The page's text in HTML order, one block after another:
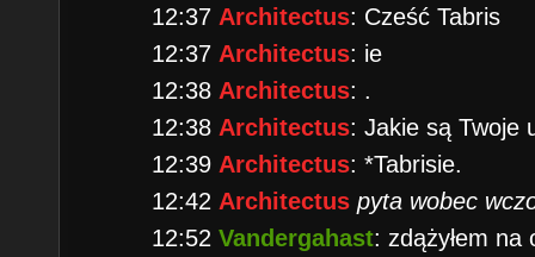
12:37 Architectus: Cześć Tabris
12:37 Architectus: ie
12:38 Architectus: .
12:38 Architectus: Jakie są Twoje
12:39 Architectus: *Tabrisie.
12:42 Architectus pyta wobec
12:52Vandergahast: zdążyłem